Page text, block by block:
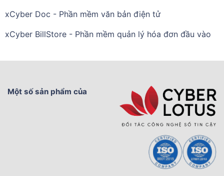
xCyber Doc - Phần mềm văn bản điện tử
xCyber BillStore - Phần mềm quản lý hóa đơn đầu vào
Một số sản phẩm của